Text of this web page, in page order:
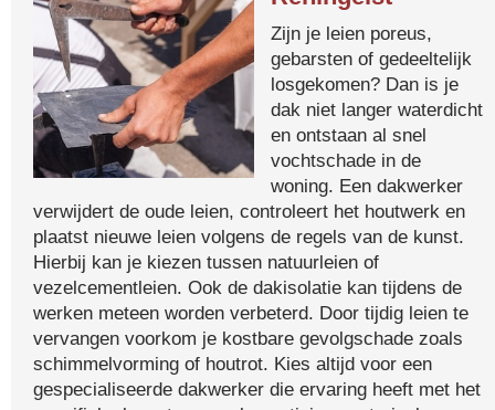
Zijn je leien poreus,
gebarsten of gedeeltelijk
losgekomen? Dan is je
dak niet langer waterdicht
en ontstaan al snel
vochtschade in de
woning. Een dakwerker
verwijdert de oude leien, controleert het houtwerk en
plaatst nieuwe leien volgens de regels van de kunst.
Hierbij kan je kiezen tussen natuurleien of
vezelcementleien. Ook de dakisolatie kan tijdens de
werken meteen worden verbeterd. Door tijdig leien te
vervangen voorkom je kostbare gevolgschade zoals
schimmelvorming of houtrot. Kies altijd voor een
gespecialiseerde dakwerker die ervaring heeft met het